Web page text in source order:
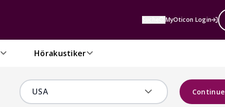
MyOticon Login
Hörakustiker
Continue